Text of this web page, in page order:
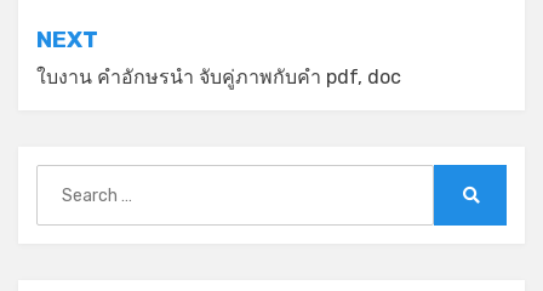
NEXT
ใบงาน คำอักษรนำ จับคู่ภาพกับคำ pdf, doc
for: